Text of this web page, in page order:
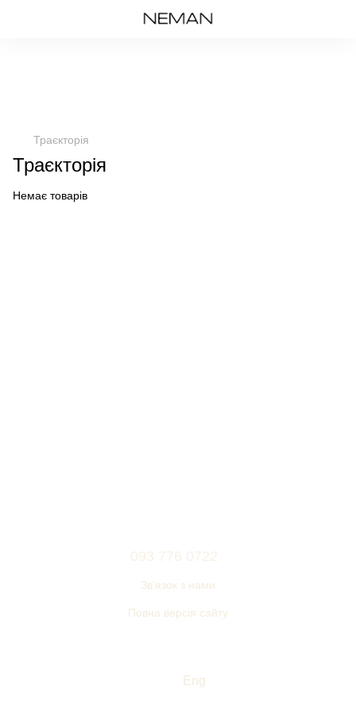
Траєкторія
Траєкторія
Немає товарів
093 776 0722
Зв'язок з нами
Повна версія сайту
Eng